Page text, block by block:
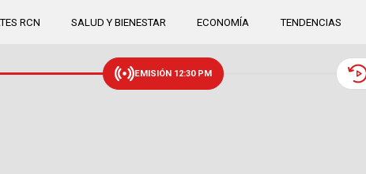
RCN SALUD Y BIENESTAR ECONOMÍA TENDENCIAS
EMISIÓN 12:30 PM